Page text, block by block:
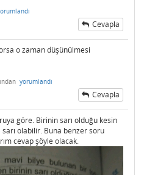
Cevapla
o zaman düşünülmesi
yorumlandı
Cevapla
göre. Birinin sarı olduğu kesin
olabilir. Buna benzer soru
cevap şöyle olacak.